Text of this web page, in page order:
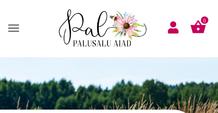
content
0